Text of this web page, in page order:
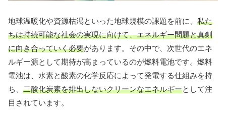
地球温暖化や資源枯渇といった地球規模の課題を前に、 私た
ちは持続可能な社会の実現に向けて、エネルギー問題と真剣
に向き合っていく必要があります。その中で、次世代のエネ
ルギー源として期待が高まっているのが燃料電池です。燃料
電池は、水素と酸素の化学反応によって発電する仕組みを持
ち、 二酸化炭素を排出しないクリーンなエネルギーとして注
目されています。